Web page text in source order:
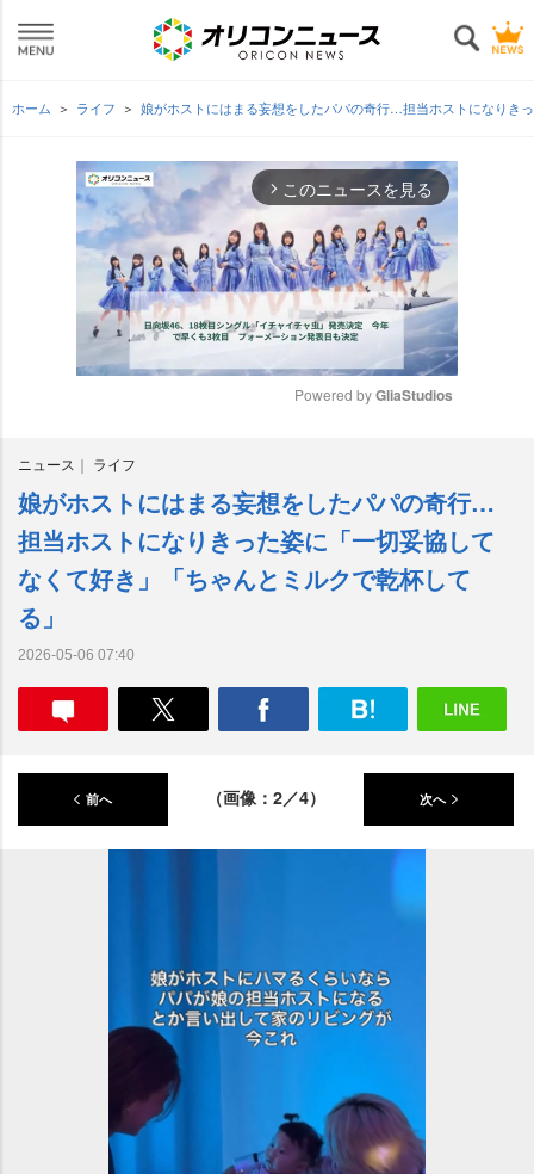
ホーム ライフ 娘がホストにはまる妄想をしたパパの奇行…担当ホストになりき
arrow_forward_ios このニュースを見る
e
Powered by GliaStudios
ニュース ライフ
娘がホストにはまる妄想をしたパパの奇行…
担当ホストになりきった姿に「一切妥協して
なくて好き」「ちゃんとミルクで乾杯して
る」
2026-05-06 07:40
前へ （画像：2／4） 次へ